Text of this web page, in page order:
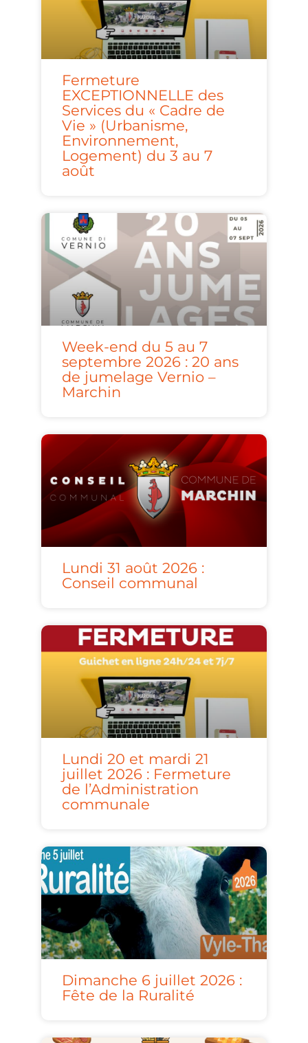
Fermeture
EXCEPTIONNELLE des
Services du « Cadre de
Vie » (Urbanisme,
Environnement,
Logement) du 3 au 7
août
Week-end du 5 au 7
septembre 2026 : 20 ans
de jumelage Vernio –
Marchin
Lundi 31 août 2026 :
Conseil communal
Lundi 20 et mardi 21
juillet 2026 : Fermeture
de l’Administration
communale
Dimanche 6 juillet 2026 :
Fête de la Ruralité